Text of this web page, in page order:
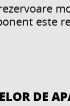
este
DE